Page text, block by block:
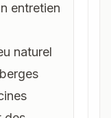
entretien
naturel